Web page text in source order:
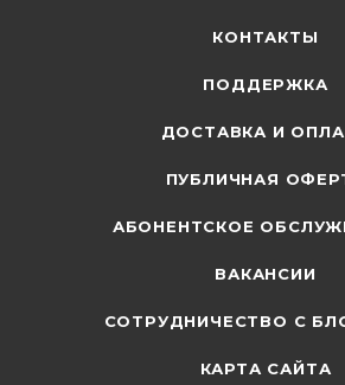
КОНТАКТЫ
ПОДДЕРЖКА
ДОСТАВКА И
ПУБЛИЧНАЯ
АБОНЕНТСКОЕ
ВАКАНСИИ
СОТРУДНИЧЕСТВО С
КАРТА САЙТА